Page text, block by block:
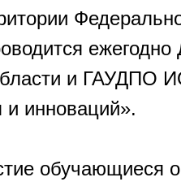
ежегодно
и ГАУДПО
и инноваций».
обучающиеся